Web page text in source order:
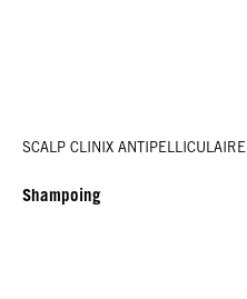
SCALP CLINIX ANTIPELLICULAIRE
Shampoing